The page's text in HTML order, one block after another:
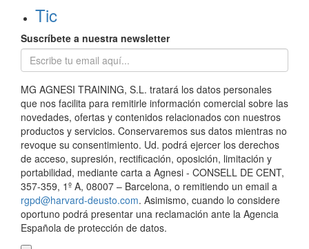
Tic
Suscríbete a nuestra newsletter
MG AGNESI TRAINING, S.L. tratará los datos personales
que nos facilita para remitirle información comercial sobre las
novedades, ofertas y contenidos relacionados con nuestros
productos y servicios. Conservaremos sus datos mientras no
revoque su consentimiento. Ud. podrá ejercer los derechos
de acceso, supresión, rectificación, oposición, limitación y
portabilidad, mediante carta a Agnesi - CONSELL DE CENT,
357-359, 1º A, 08007 – Barcelona, o remitiendo un email a
rgpd@harvard-deusto.com. Asimismo, cuando lo considere
oportuno podrá presentar una reclamación ante la Agencia
Española de protección de datos.